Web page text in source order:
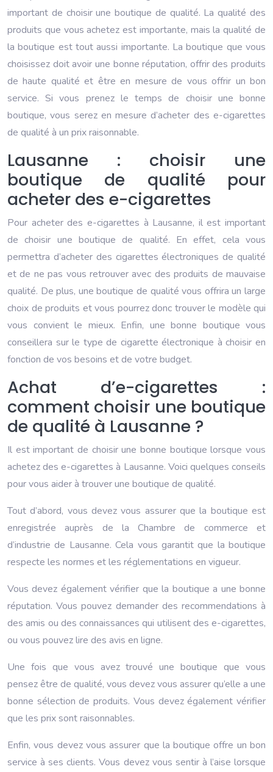
important de choisir une boutique de qualité. La qualité des
produits que vous achetez est importante, mais la qualité de
la boutique est tout aussi importante. La boutique que vous
choisissez doit avoir une bonne réputation, offrir des produits
de haute qualité et être en mesure de vous offrir un bon
service. Si vous prenez le temps de choisir une bonne
boutique, vous serez en mesure d’acheter des e-cigarettes
de qualité à un prix raisonnable.
Lausanne : choisir une
boutique de qualité pour
acheter des e-cigarettes
Pour acheter des e-cigarettes à Lausanne, il est important
de choisir une boutique de qualité. En effet, cela vous
permettra d’acheter des cigarettes électroniques de qualité
et de ne pas vous retrouver avec des produits de mauvaise
qualité. De plus, une boutique de qualité vous offrira un large
choix de produits et vous pourrez donc trouver le modèle qui
vous convient le mieux. Enfin, une bonne boutique vous
conseillera sur le type de cigarette électronique à choisir en
fonction de vos besoins et de votre budget.
Achat d’e-cigarettes :
comment choisir une boutique
de qualité à Lausanne ?
Il est important de choisir une bonne boutique lorsque vous
achetez des e-cigarettes à Lausanne. Voici quelques conseils
pour vous aider à trouver une boutique de qualité.
Tout d’abord, vous devez vous assurer que la boutique est
enregistrée auprès de la Chambre de commerce et
d’industrie de Lausanne. Cela vous garantit que la boutique
respecte les normes et les réglementations en vigueur.
Vous devez également vérifier que la boutique a une bonne
réputation. Vous pouvez demander des recommendations à
des amis ou des connaissances qui utilisent des e-cigarettes,
ou vous pouvez lire des avis en ligne.
Une fois que vous avez trouvé une boutique que vous
pensez être de qualité, vous devez vous assurer qu’elle a une
bonne sélection de produits. Vous devez également vérifier
que les prix sont raisonnables.
Enfin, vous devez vous assurer que la boutique offre un bon
service à ses clients. Vous devez vous sentir à l’aise lorsque